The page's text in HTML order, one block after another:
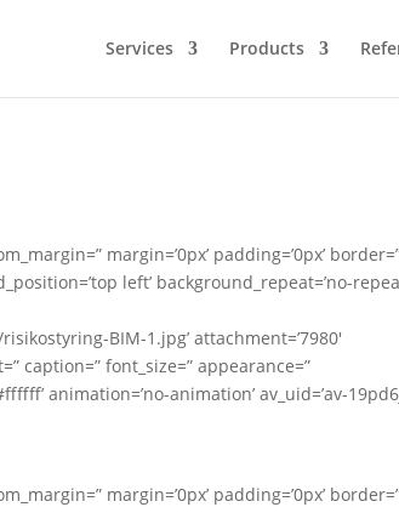
Services Products
margin=’0px’ padding=’0px’
left’ background_repeat=’no-
BIM-1.jpg’ attachment=’7980′
caption=” font_size=” appearance=”
animation=’no-animation’ av_uid=’av-
margin=’0px’ padding=’0px’